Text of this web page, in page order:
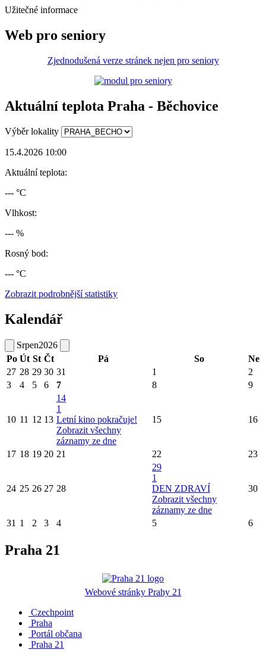
Užitečné informace
Web pro seniory
Zjednodušená verze stránek nejen pro seniory
Aktuální teplota Praha - Běchovice
Výběr lokality
15.4.2026 10:00
Aktuální teplota:
--- °C
Vlhkost:
--- %
Rosný bod:
--- °C
Zobrazit podrobnější statistiky
Kalendář
Srpen2026
Po Út St Čt Pá So
Ne
27 28 29 30 31 1
2
3
4 5 6 7 8 9
10 11 12 13
14
1
Letní kino pokračuje!
Zobrazit všechny
záznamy ze dne
15 16
17 18 19 20 21 22 23
24 25 26 27 28
29
1
DEN ZDRAVÍ
Zobrazit všechny
záznamy ze dne
30
31 1 2 3 4 5 6
Praha 21
Webové stránky Prahy 21
Czechpoint
Praha
Portál občana
Praha 21